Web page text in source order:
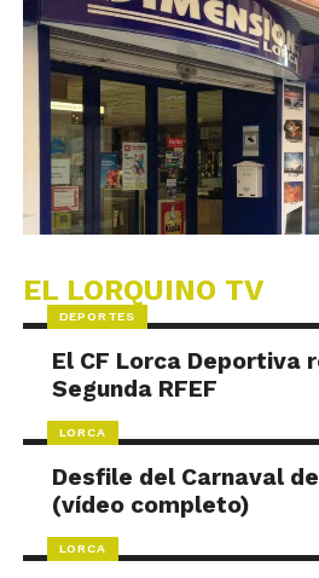
EL LORQUINO TV
DEPORTES
El CF Lorca Deportiva
Segunda RFEF
LORCA
Desfile del Carnaval
(vídeo completo)
LORCA